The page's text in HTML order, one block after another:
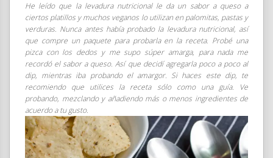
He leído que la levadura nutricional le da un sabor a queso a
ciertos platillos y muchos veganos lo utilizan en palomitas, pastas y
verduras. Nunca antes había probado la levadura nutricional, así
que compre un paquete para probarla en la receta. Probé una
pizca con los dedos y me supo súper amarga, para nada me
recordó el sabor a queso. Así que decidí agregarla poco a poco al
dip, mientras iba probando el amargor. Si haces este dip, te
recomiendo que utilices la receta sólo como una guía. Ve
probando, mezclando y añadiendo más o menos ingredientes de
acuerdo a tu gusto.